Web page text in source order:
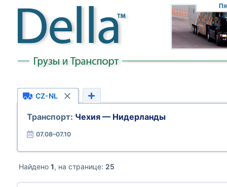
CZ-NL
Транспорт: Чехия — Нидерланды
07.08–07.10
Найдено 1, на странице: 25